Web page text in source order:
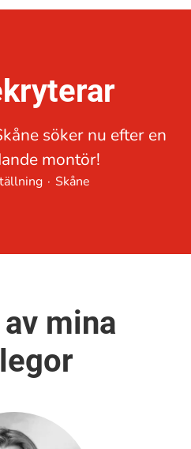
söker nu efter en
montör!
· Skåne
mina